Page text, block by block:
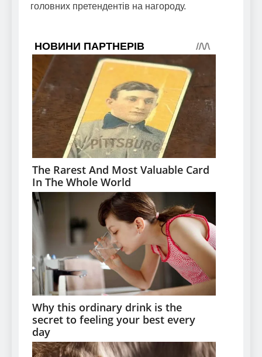
головних претендентів на нагороду.